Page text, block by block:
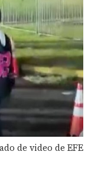
de video de EFE